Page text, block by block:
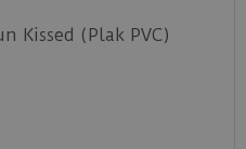
Kissed (Plak PVC)